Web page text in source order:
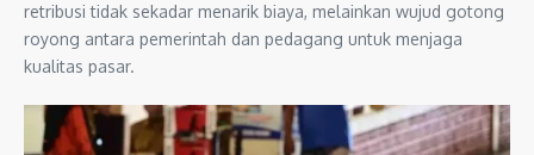
retribusi tidak sekadar menarik biaya, melainkan wujud gotong
royong antara pemerintah dan pedagang untuk menjaga
kualitas pasar.